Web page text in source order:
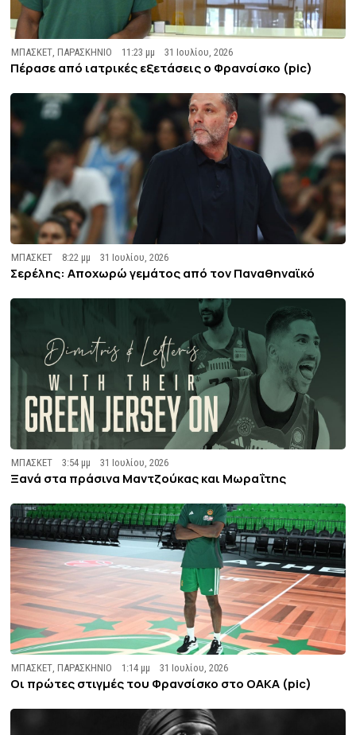
ΜΠΑΣΚΕΤ,ΠΑΡΑΣΚΗΝΙΟ 11:23 μμ 31 Ιουλίου, 2026
Πέρασε από ιατρικές εξετάσεις ο Φρανσίσκο (pic)
ΜΠΑΣΚΕΤ 8:22 μμ 31 Ιουλίου, 2026
Σερέλης: Αποχωρώ γεμάτος από τον Παναθηναϊκό
ΜΠΑΣΚΕΤ 3:54 μμ 31 Ιουλίου, 2026
Ξανά στα πράσινα Μαντζούκας και Μωραΐτης
ΜΠΑΣΚΕΤ,ΠΑΡΑΣΚΗΝΙΟ 1:14 μμ 31 Ιουλίου, 2026
Οι πρώτες στιγμές του Φρανσίσκο στο ΟΑΚΑ (pic)